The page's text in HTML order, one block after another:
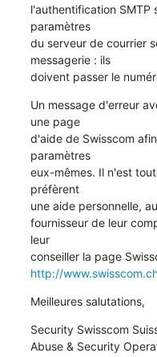
l'authentification SMTP
paramètres
du serveur de courrier
messagerie : ils
doivent passer le
Un message d'erreur
une page
d'aide de Swisscom
paramètres
eux-mêmes. Il n'est
préfèrent
une aide personnelle,
fournisseur de leur
leur
http://
Meilleures salutations,
Security Swisscom
Abuse & Security